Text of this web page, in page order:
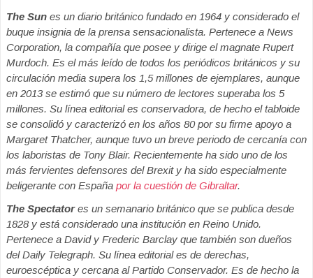
The Sun es un diario británico fundado en 1964 y considerado el
buque insignia de la prensa sensacionalista. Pertenece a News
Corporation, la compañía que posee y dirige el magnate Rupert
Murdoch. Es el más leído de todos los periódicos británicos y su
circulación media supera los 1,5 millones de ejemplares, aunque
en 2013 se estimó que su número de lectores superaba los 5
millones. Su línea editorial es conservadora, de hecho el tabloide
se consolidó y caracterizó en los años 80 por su firme apoyo a
Margaret Thatcher, aunque tuvo un breve periodo de cercanía con
los laboristas de Tony Blair. Recientemente ha sido uno de los
más fervientes defensores del Brexit y ha sido especialmente
beligerante con España por la cuestión de Gibraltar.
The Spectatores un semanario británico que se publica desde
1828 y está considerado una institución en Reino Unido.
Pertenece a David y Frederic Barclay que también son dueños
del Daily Telegraph. Su línea editorial es de derechas,
euroescéptica y cercana al Partido Conservador. Es de hecho la